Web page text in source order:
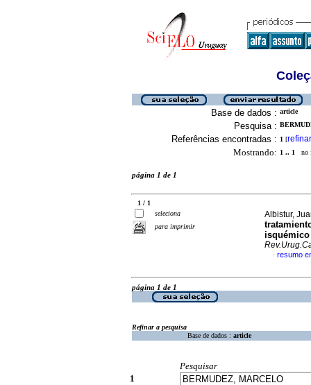
Base de dados : article
Pesquisa :
Referências encontradas : 1 [refinar
Mostrando: 1 .. 1 no
página 1 de 1
1 / 1
seleciona
para imprimir
Albistur,
isquémico
· resumo
página 1 de 1
Refinar a pesquisa
Base de dados : article
Pesquisar
1